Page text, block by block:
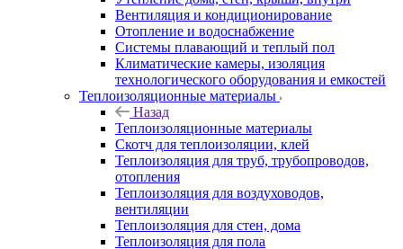
Вентиляция и кондиционирование
Отопление и водоснабжение
Системы плавающий и теплый пол
Климатические камеры, изоляция
технологического оборудования и емкостей
Теплоизоляционные материалы
Назад
Теплоизоляционные материалы
Скотч для теплоизоляции, клей
Теплоизоляция для труб, трубопроводов,
отопления
Теплоизоляция для воздуховодов,
вентиляции
Теплоизоляция для стен, дома
Теплоизоляция для пола